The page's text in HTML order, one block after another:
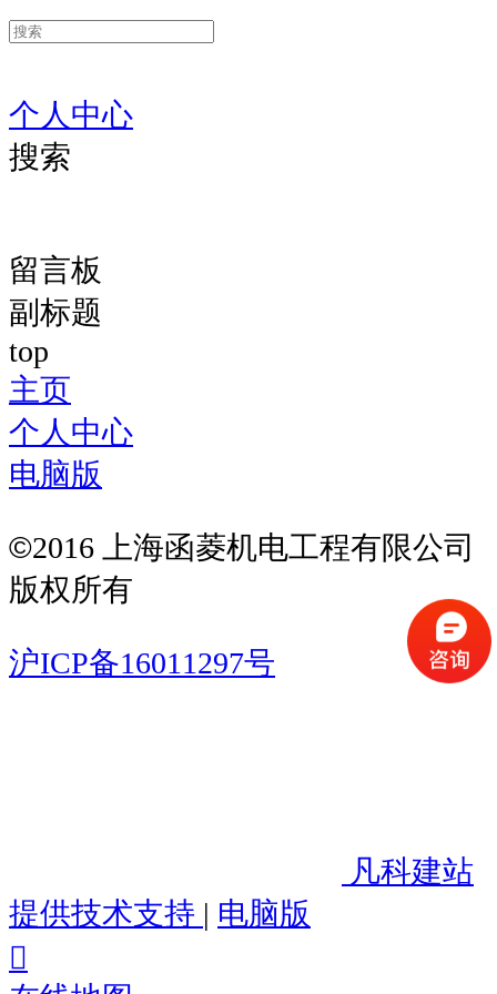
个人中心
搜索
留言板
副标题
top
主页
个人中心
电脑版
©2016 上海函菱机电工程有限公司
版权所有
沪ICP备16011297号
凡科建站
提供技术支持 | 电脑版